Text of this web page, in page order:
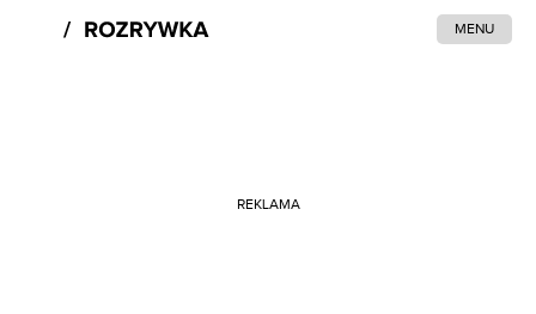
MENU
REKLAMA